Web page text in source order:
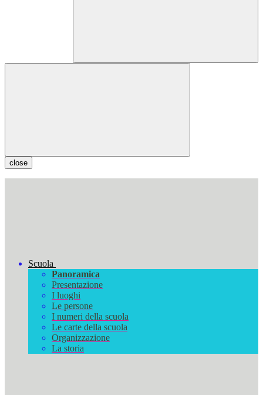
close
Scuola
Panoramica
Presentazione
I luoghi
Le persone
I numeri della scuola
Le carte della scuola
Organizzazione
La storia